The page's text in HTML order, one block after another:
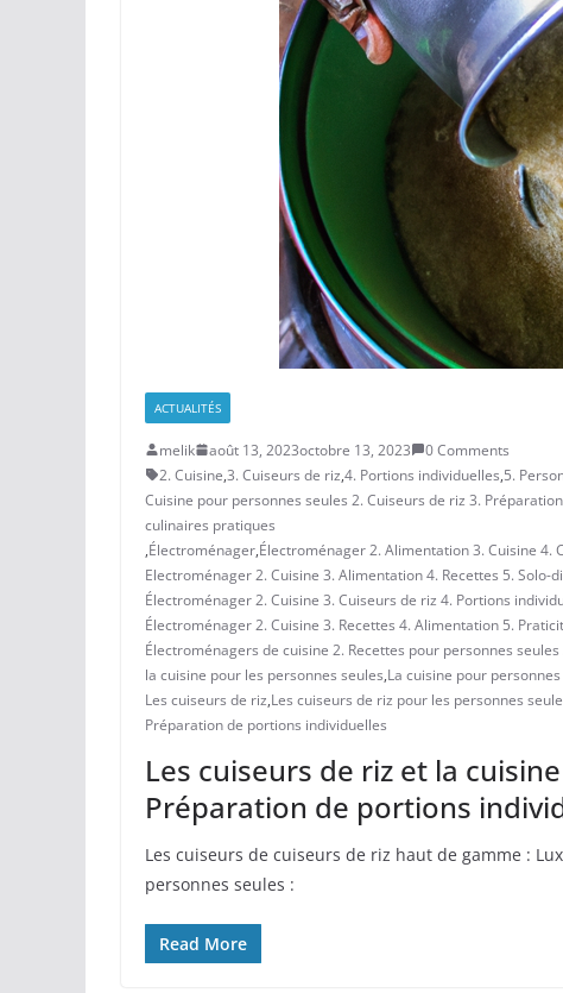
ACTUALITÉS
melik août 13, 2023octobre 13, 2023
0 Comments
2. Cuisine,3. Cuiseurs de riz,4. Portions individuelles,5.
Cuisine pour personnes seules 2. Cuiseurs de riz 3.
culinaires pratiques
,Électroménager,Électroménager 2. Alimentation 3. Cuisine 4.
Electroménager 2. Cuisine 3. Alimentation 4. Recettes 5. Solo-
Électroménager 2. Cuisine 3. Cuiseurs de riz 4. Portions
Électroménager 2. Cuisine 3. Recettes 4. Alimentation 5.
Électroménagers de cuisine 2. Recettes pour personnes
la cuisine pour les personnes seules,La cuisine pour
Les cuiseurs de riz,Les cuiseurs de riz pour les personnes
Préparation de portions individuelles
Les cuiseurs de riz et la
Préparation de portions
Les cuiseurs⁢ de ​cuiseurs de riz haut de gamme :
‍personnes seules :
Read More